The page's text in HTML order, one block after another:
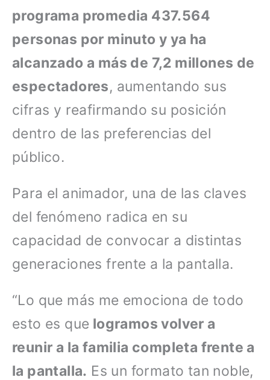
programa promedia 437.564
personas por minuto y ya ha
alcanzado a más de 7,2 millones de
espectadores, aumentando sus
cifras y reafirmando su posición
dentro de las preferencias del
público.
Para el animador, una de las claves
del fenómeno radica en su
capacidad de convocar a distintas
generaciones frente a la pantalla.
“Lo que más me emociona de todo
esto es que logramos volver a
reunir a la familia completa frente a
la pantalla. Es un formato tan noble,